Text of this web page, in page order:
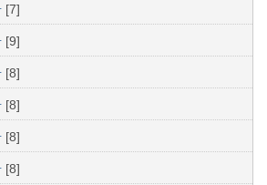
[7]
[9]
[8]
[8]
[8]
[8]